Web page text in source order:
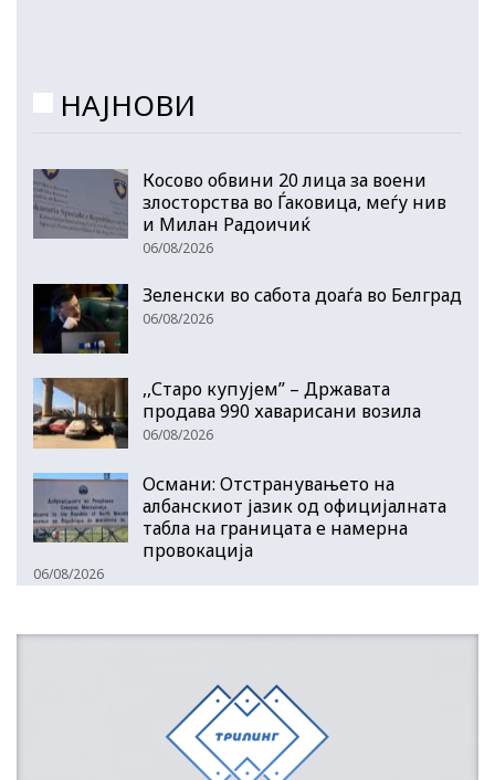
НАЈНОВИ
Косово обвини 20 лица за воени
злосторства во Ѓаковица, меѓу нив
и Милан Радоичиќ
06/08/2026
Зеленски во сабота доаѓа во Белград
06/08/2026
,,Старо купујем” – Државата
продава 990 хаварисани возила
06/08/2026
Османи: Отстранувањето на
албанскиот јазик од официјалната
табла на границата е намерна
провокација
06/08/2026